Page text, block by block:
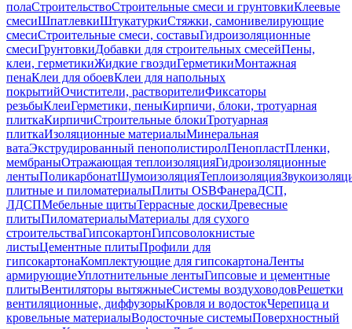
полаСтроительствоСтроительные смеси и грунтовкиКлеевые
смесиШпатлевкиШтукатуркиСтяжки, самонивелирующие
смесиСтроительные смеси, составыГидроизоляционные
смесиГрунтовкиДобавки для строительных смесейПены,
клеи, герметикиЖидкие гвоздиГерметикиМонтажная
пенаКлеи для обоевКлеи для напольных
покрытийОчистители, растворителиФиксаторы
резьбыКлеиГерметики, пеныКирпичи, блоки, тротуарная
плиткаКирпичиСтроительные блокиТротуарная
плиткаИзоляционные материалыМинеральная
ватаЭкструдированный пенополистиролПенопластПленки,
мембраныОтражающая теплоизоляцияГидроизоляционные
лентыПоликарбонатШумоизоляцияТеплоизоляция
плитные и пиломатериалыПлиты OSBФанераДСП,
ЛДСПМебельные щитыТеррасные доскиДревесные
плитыПиломатериалыМатериалы для сухого
строительстваГипсокартонГипсоволокнистые
листыЦементные плитыПрофили для
гипсокартонаКомплектующие для гипсокартонаЛенты
армирующиеУплотнительные лентыГипсовые и цементные
плитыВентиляторы вытяжныеСистемы воздуховодовРешетки
вентиляционные, диффузорыКровля и водостокЧерепица и
кровельные материалыВодосточные системыПоверхностный